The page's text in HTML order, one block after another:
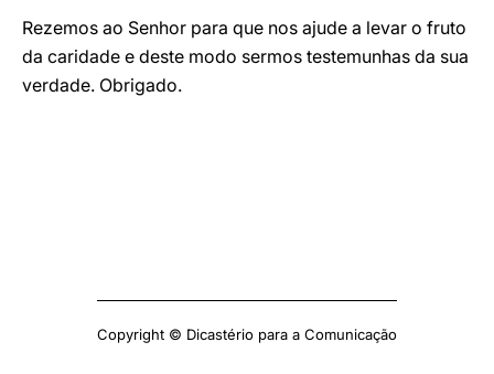
Rezemos ao Senhor para que nos ajude a levar o fruto
da caridade e deste modo sermos testemunhas da sua
verdade. Obrigado.
Copyright © Dicastério para a Comunicação